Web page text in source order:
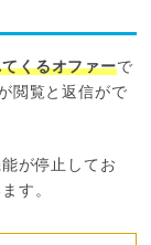
くるオファーで
閲覧と返信がで
が停止してお
す。